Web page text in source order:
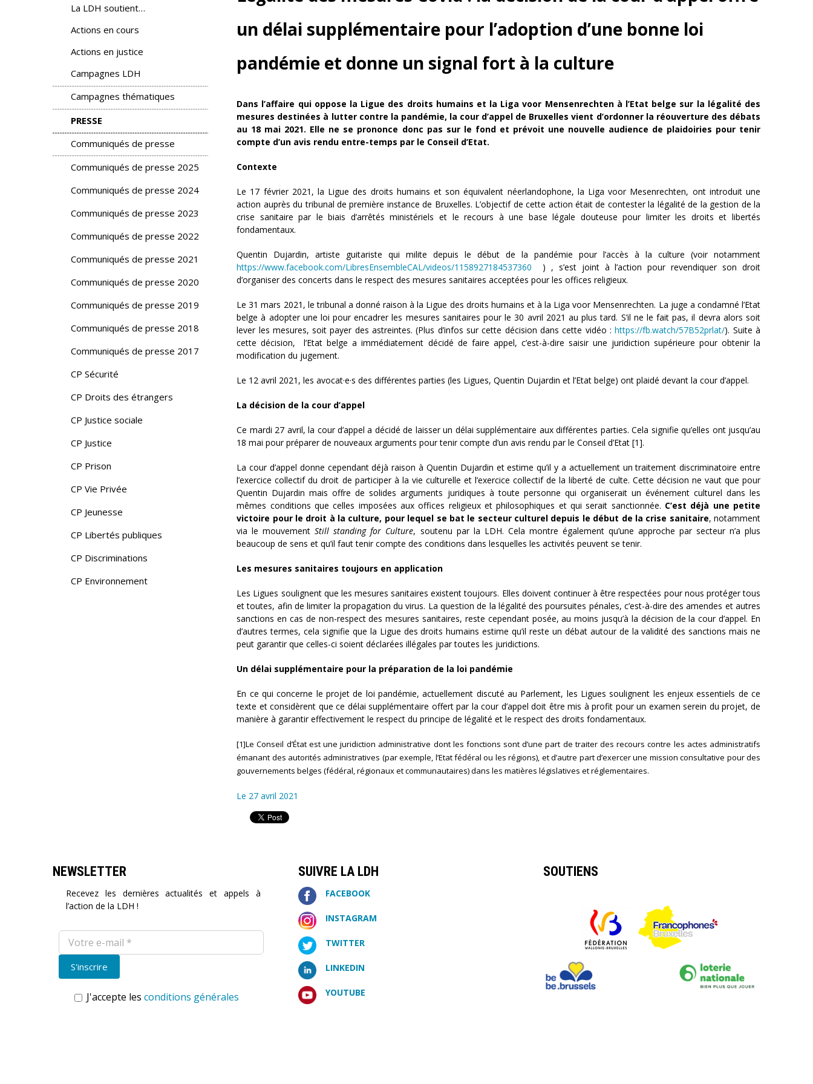
un délai supplémentaire pour l’adoption d’une bonne loi
pandémie et donne un signal fort à la culture
Dans l’affaire qui oppose la Ligue des droits humains et la Liga voor Mensenrechten à l’Etat belge sur la légalité des
mesures destinées à lutter contre la pandémie, la cour d’appel de Bruxelles vient d’ordonner la réouverture des débats
au 18 mai 2021. Elle ne se prononce donc pas sur le fond et prévoit une nouvelle audience de plaidoiries pour tenir
compte d’un avis rendu entre-temps par le Conseil d’Etat.
Contexte
Le 17 février 2021, la Ligue des droits humains et son équivalent néerlandophone, la Liga voor Mesenrechten, ont introduit une
action auprès du tribunal de première instance de Bruxelles. L’objectif de cette action était de contester la légalité de la gestion de la
crise sanitaire par le biais d’arrêtés ministériels et le recours à une base légale douteuse pour limiter les droits et libertés
fondamentaux.
Quentin Dujardin, artiste guitariste qui milite depuis le début de la pandémie pour l’accès à la culture (voir notamment
https://www.facebook.com/LibresEnsembleCAL/videos/1158927184537360 ) , s’est joint à l’action pour revendiquer son droit
d’organiser des concerts dans le respect des mesures sanitaires acceptées pour les offices religieux.
Le 31 mars 2021, le tribunal a donné raison à la Ligue des droits humains et à la Liga voor Mensenrechten. La juge a condamné l’Etat
belge à adopter une loi pour encadrer les mesures sanitaires pour le 30 avril 2021 au plus tard. S’il ne le fait pas, il devra alors soit
lever les mesures, soit payer des astreintes. (Plus d’infos sur cette décision dans cette vidéo :https://fb.watch/57B52prlat/). Suite à
cette décision, l’Etat belge a immédiatement décidé de faire appel, c’est-à-dire saisir une juridiction supérieure pour obtenir la
modification du jugement.
Le 12 avril 2021, les avocat·e·s des différentes parties (les Ligues, Quentin Dujardin et l’Etat belge) ont plaidé devant la cour d’appel.
La décision de la cour d’appel
Ce mardi 27 avril, la cour d’appel a décidé de laisser un délai supplémentaire aux différentes parties. Cela signifie qu’elles ont jusqu’au
18 mai pour préparer de nouveaux arguments pour tenir compte d’un avis rendu par le Conseil d’Etat [1].
La cour d’appel donne cependant déjà raison à Quentin Dujardin et estime qu’il y a actuellement un traitement discriminatoire entre
l’exercice collectif du droit de participer à la vie culturelle et l’exercice collectif de la liberté de culte. Cette décision ne vaut que pour
Quentin Dujardin mais offre de solides arguments juridiques à toute personne qui organiserait un événement culturel dans les
mêmes conditions que celles imposées aux offices religieux et philosophiques et qui serait sanctionnée. C’est déjà une petite
victoire pour le droit à la culture, pour lequel se bat le secteur culturel depuis le début de la crise sanitaire, notamment
via le mouvementStill standing for Culture, soutenu par la LDH. Cela montre également qu’une approche par secteur n’a plus
beaucoup de sens et qu’il faut tenir compte des conditions dans lesquelles les activités peuvent se tenir.
Les mesures sanitaires toujours en application
Les Ligues soulignent que les mesures sanitaires existent toujours. Elles doivent continuer à être respectées pour nous protéger tous
et toutes, afin de limiter la propagation du virus. La question de la légalité des poursuites pénales, c’est-à-dire des amendes et autres
sanctions en cas de non-respect des mesures sanitaires, reste cependant posée, au moins jusqu’à la décision de la cour d’appel. En
d’autres termes, cela signifie que la Ligue des droits humains estime qu’il reste un débat autour de la validité des sanctions mais ne
peut garantir que celles-ci soient déclarées illégales par toutes les juridictions.
Un délai supplémentaire pour la préparation de la loi pandémie
En ce qui concerne le projet de loi pandémie, actuellement discuté au Parlement, les Ligues soulignent les enjeux essentiels de ce
texte et considèrent que ce délai supplémentaire offert par la cour d’appel doit être mis à profit pour un examen serein du projet, de
manière à garantir effectivement le respect du principe de légalité et le respect des droits fondamentaux.
[1]Le Conseil d’État est une juridiction administrative dont les fonctions sont d’une part de traiter des recours contre les actes administratifs
émanant des autorités administratives (par exemple, l’Etat fédéral ou les régions), et d’autre part d’exercer une mission consultative pour des
gouvernements belges (fédéral, régionaux et communautaires) dans les matières législatives et réglementaires.
Le 27 avril 2021
La LDH soutient…
Actions en cours
Actions en justice
Campagnes LDH
Campagnes thématiques
PRESSE
Communiqués de presse
Communiqués de presse 2025
Communiqués de presse 2024
Communiqués de presse 2023
Communiqués de presse 2022
Communiqués de presse 2021
Communiqués de presse 2020
Communiqués de presse 2019
Communiqués de presse 2018
Communiqués de presse 2017
CP Sécurité
CP Droits des étrangers
CP Justice sociale
CP Justice
CP Prison
CP Vie Privée
CP Jeunesse
CP Libertés publiques
CP Discriminations
CP Environnement
NEWSLETTER
Recevez les dernières actualités et appels à
l’action de la LDH !
J'accepte les conditions générales
SUIVRE LA LDH
FACEBOOK
INSTAGRAM
TWITTER
LINKEDIN
YOUTUBE
SOUTIENS